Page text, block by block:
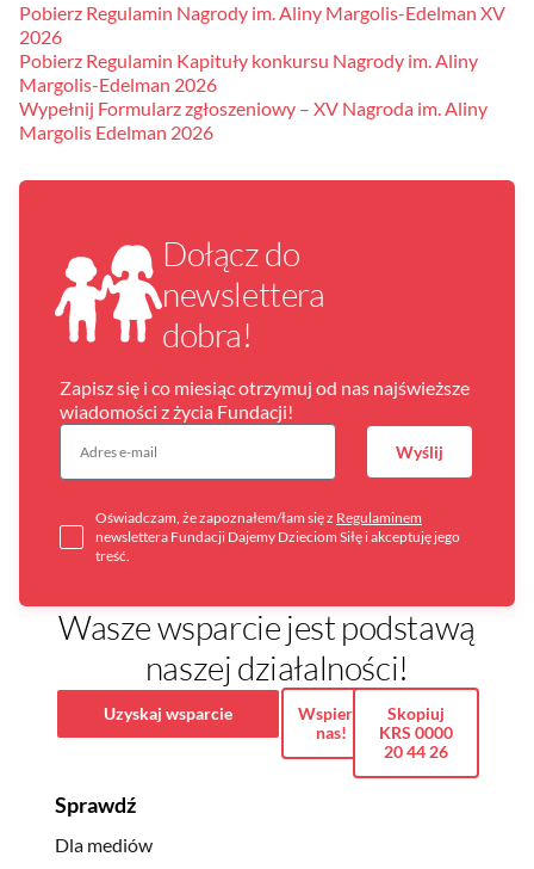
Pobierz Regulamin Nagrody im. Aliny Margolis-Edelman XV
2026
Pobierz Regulamin Kapituły konkursu Nagrody im. Aliny
Margolis-Edelman 2026
Wypełnij Formularz zgłoszeniowy – XV Nagroda im. Aliny
Margolis Edelman 2026
Dołącz do
newslettera
dobra!
Zapisz się i co miesiąc otrzymuj od nas najświeższe
wiadomości z życia Fundacji!
Oświadczam, że zapoznałem/łam się z Regulaminem
newslettera Fundacji Dajemy Dzieciom Siłę i akceptuję jego
treść.
Wyślij
Wasze wsparcie jest podstawą
naszej działalności!
Uzyskaj wsparcie
Wspieraj
nas!
Skopiuj
KRS 0000
20 44 26
Sprawdź
Dla mediów